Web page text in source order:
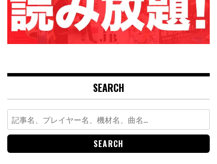
SEARCH
Search
for: